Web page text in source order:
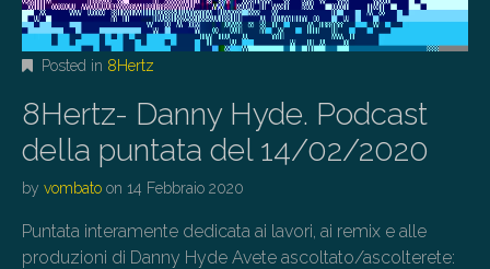
Posted in 8Hertz
8Hertz- Danny Hyde. Podcast
della puntata del 14/02/2020
by vombato on 14 Febbraio 2020
Puntata interamente dedicata ai lavori, ai remix e alle
produzioni di Danny Hyde Avete ascoltato/ascolterete: